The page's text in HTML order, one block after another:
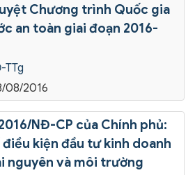
TTg
08/2016
Chương trình Quốc gia
an toàn giai đoạn 2016-
NĐ-CP của Chính phủ:
kiện đầu tư kinh doanh
nguyên và môi trường